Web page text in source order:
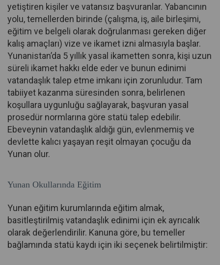
yetiştiren kişiler ve vatansız başvuranlar. Yabancının
yolu, temellerden birinde (çalışma, iş, aile birleşimi,
eğitim ve belgeli olarak doğrulanması gereken diğer
kalış amaçları) vize ve ikamet izni almasıyla başlar.
Yunanistan’da 5 yıllık yasal ikametten sonra, kişi uzun
süreli ikamet hakkı elde eder ve bunun edinimi
vatandaşlık talep etme imkanı için zorunludur. Tam
tabiiyet kazanma süresinden sonra, belirlenen
koşullara uygunluğu sağlayarak, başvuran yasal
prosedür normlarına göre statü talep edebilir.
Ebeveynin vatandaşlık aldığı gün, evlenmemiş ve
devlette kalıcı yaşayan reşit olmayan çocuğu da
Yunan olur.
Yunan Okullarında Eğitim
Yunan eğitim kurumlarında eğitim almak,
basitleştirilmiş vatandaşlık edinimi için ek ayrıcalık
olarak değerlendirilir. Kanuna göre, bu temeller
bağlamında statü kaydı için iki seçenek belirtilmiştir: